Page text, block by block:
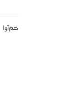
هم‌آوا